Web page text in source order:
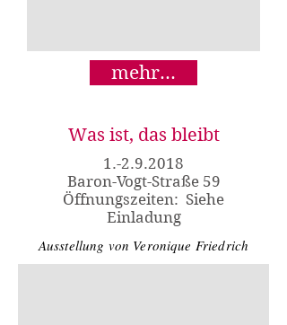
mehr...
Was ist, das bleibt
1.-2.9.2018
Baron-Vogt-Straße 59
Öffnungszeiten: Siehe
Einladung
Ausstellung von Veronique Friedrich